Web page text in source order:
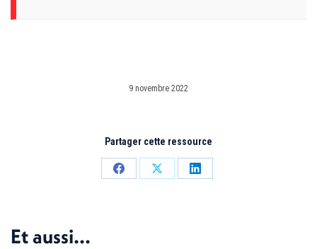
9 novembre 2022
Partager cette ressource
PartagerPartagerPartager
Et aussi...